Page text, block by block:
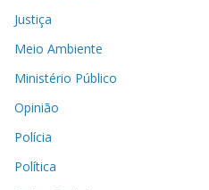
Justiça
Meio Ambiente
Ministério Público
Opinião
Polícia
Política